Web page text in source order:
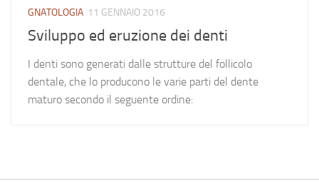
GNATOLOGIA 11 GENNAIO 2016
Sviluppo ed eruzione dei denti
I denti sono generati dalle strutture del follicolo
dentale, che lo producono le varie parti del dente
maturo secondo il seguente ordine: